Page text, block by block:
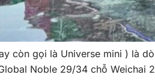
còn gọi là Universe mini ) là
Noble 29/34 chỗ